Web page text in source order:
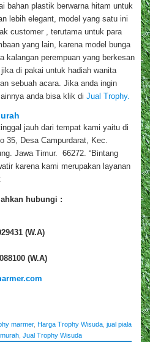
bahan plastik berwarna hitam untuk
lebih elegant, model yang satu ini
customer , terutama untuk para
yang lain, karena model bunga
kalangan perempuan yang berkesan
di pakai untuk hadiah wanita
sebuah acara. Jika anda ingin
anda bisa klik diJual Trophy.
jauh dari tempat kami yaitu di
35, Desa Campurdarat, Kec.
Jawa Timur. 66272. “Bintang
karena kami merupakan layanan
hubungi :
(W.A)
(W.A)
marmer,Harga Trophy Wisuda ,jual piala
,Jual Trophy Wisuda